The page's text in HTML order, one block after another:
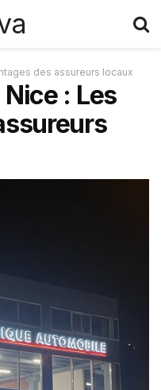
des assureurs locaux
: Les